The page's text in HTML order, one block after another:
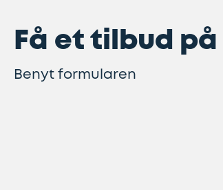
Få et tilbud
Benyt formularen